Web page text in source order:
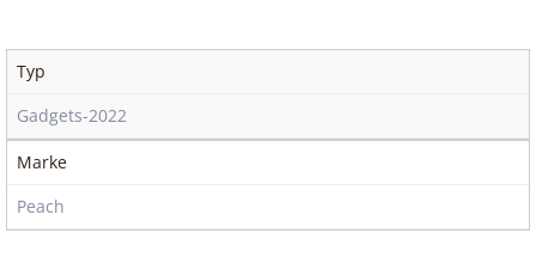
Typ
Gadgets-2022
Marke
Peach